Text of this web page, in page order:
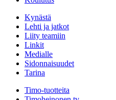
Kynästä
Lehti ja jatkot
Liity teamiin
Linkit
Medialle
Sidonnaisuudet
Tarina
Timo-tuotteita